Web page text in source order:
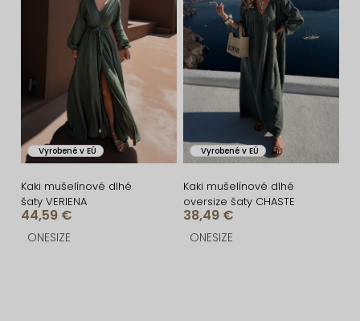
Vyrobené v EÚ
Kaki mušelínové dlhé
šaty VERIENA
44,59 €
ONESIZE
Vyrobené v EÚ
Kaki mušelínové dlhé
oversize šaty CHASTE
38,49 €
ONESIZE